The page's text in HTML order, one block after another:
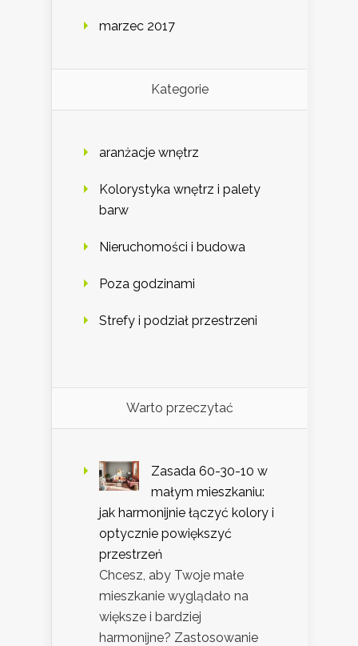
marzec 2017
Kategorie
aranżacje wnętrz
Kolorystyka wnętrz i palety
barw
Nieruchomości i budowa
Poza godzinami
Strefy i podział przestrzeni
Warto przeczytać
Zasada 60-30-10 w
małym mieszkaniu:
jak harmonijnie łączyć kolory i
optycznie powiększyć
przestrzeń
Chcesz, aby Twoje małe
mieszkanie wyglądało na
większe i bardziej
harmonijne? Zastosowanie